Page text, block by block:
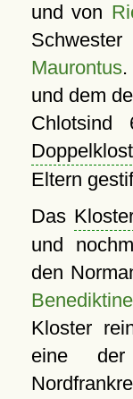
und von
Maurontus.
und dem
Chlotsind
Eltern
Das
und
den
Kloster
eine